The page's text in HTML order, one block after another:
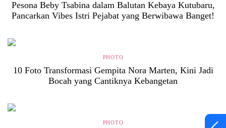
Pesona Beby Tsabina dalam Balutan Kebaya Kutubaru,
Pancarkan Vibes Istri Pejabat yang Berwibawa Banget!
PHOTO
10 Foto Transformasi Gempita Nora Marten, Kini Jadi
Bocah yang Cantiknya Kebangetan
PHOTO